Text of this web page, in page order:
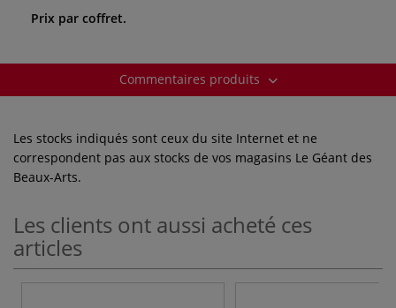
Prix par coffret.
Commentaires produits
Les stocks indiqués sont ceux du site Internet et ne
correspondent pas aux stocks de vos magasins Le Géant des
Beaux-Arts.
Les clients ont aussi acheté ces
articles